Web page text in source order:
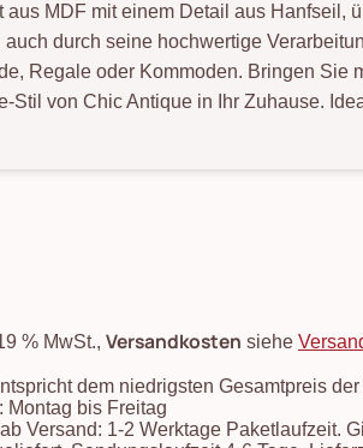
aus MDF mit einem Detail aus Hanfseil,
auch durch seine hochwertige
Regale oder Kommoden. Bringen Sie
Stil von Chic Antique in Ihr Zuhause.
% MwSt., Versandkosten siehe
dem niedrigsten Gesamtpreis
Montag bis Freitag
Versand: 1-2 Werktage Paketlaufzeit.